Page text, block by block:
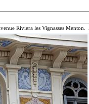
Riviera les Vignasses